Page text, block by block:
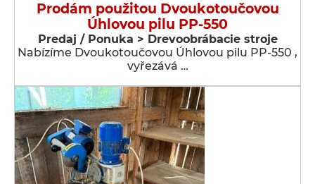
Prodám použitou Dvoukotoučovou
Úhlovou pilu PP-550
Predaj / Ponuka > Drevoobrábacie stroje
Nabízíme Dvoukotoučovou Úhlovou pilu PP-550 ,
vyřezává …